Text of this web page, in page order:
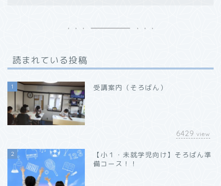
読まれている投稿
1 受講案内（そろばん）
6429 view
2
【小１・未就学児向け】そろばん準
備コース！！